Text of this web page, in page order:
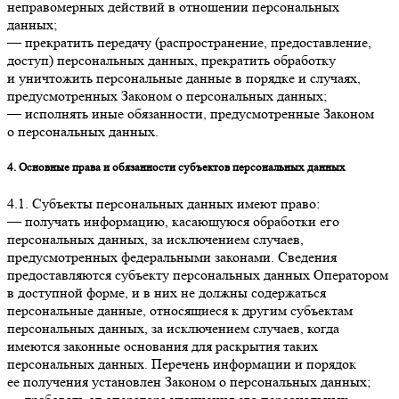
неправомерных действий в отношении персональных
данных;
— прекратить передачу (распространение, предоставление,
доступ) персональных данных, прекратить обработку
и уничтожить персональные данные в порядке и случаях,
предусмотренных Законом о персональных данных;
— исполнять иные обязанности, предусмотренные Законом
о персональных данных.
4. Основные права и обязанности субъектов персональных данных
4.1. Субъекты персональных данных имеют право:
— получать информацию, касающуюся обработки его
персональных данных, за исключением случаев,
предусмотренных федеральными законами. Сведения
предоставляются субъекту персональных данных Оператором
в доступной форме, и в них не должны содержаться
персональные данные, относящиеся к другим субъектам
персональных данных, за исключением случаев, когда
имеются законные основания для раскрытия таких
персональных данных. Перечень информации и порядок
ее получения установлен Законом о персональных данных;